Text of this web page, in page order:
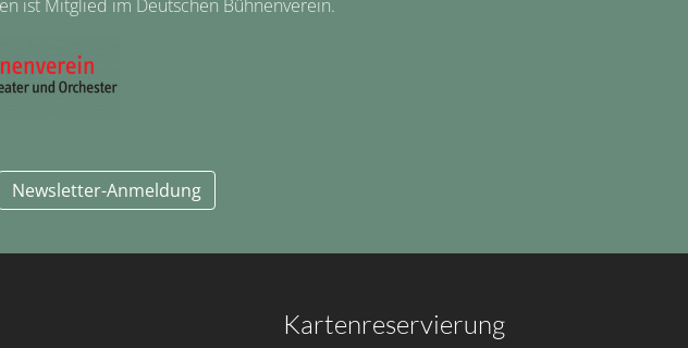
ist Mitglied im Deutschen Bühnenverein.
Newsletter-Anmeldung
Kartenreservierung